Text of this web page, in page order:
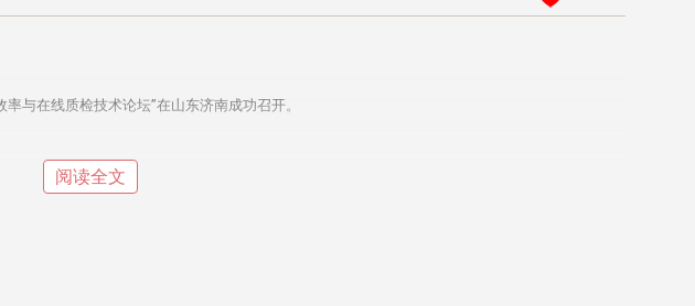
率与在线质检技术论坛”在山东济南成功召开。
阅读全文